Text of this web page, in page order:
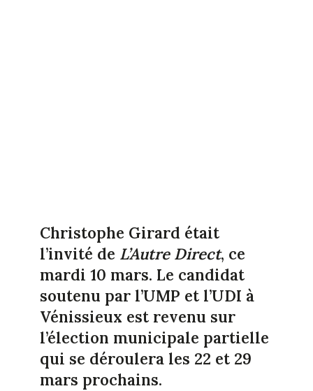
Christophe Girard était
l’invité de L’Autre Direct, ce
mardi 10 mars. Le candidat
soutenu par l’UMP et l’UDI à
Vénissieux est revenu sur
l’élection municipale partielle
qui se déroulera les 22 et 29
mars prochains.